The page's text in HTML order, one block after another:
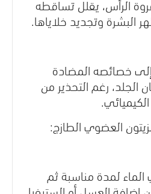
الرأس، يقلل تساقطه
وتجديد خلاياها.
خصائصه المضادة
رغم التحذير من
العضوي الطازج:
لمدة مناسبة ثم